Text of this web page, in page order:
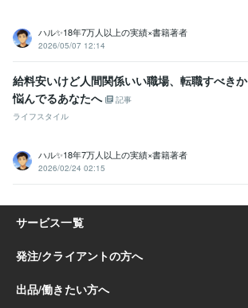
ハル✨18年7万人以上の実績×書籍著者
2026/05/07 12:14
給料安いけど人間関係いい職場、転職すべきか
悩んでるあなたへ
記事
ライフスタイル
ハル✨18年7万人以上の実績×書籍著者
2026/02/24 02:15